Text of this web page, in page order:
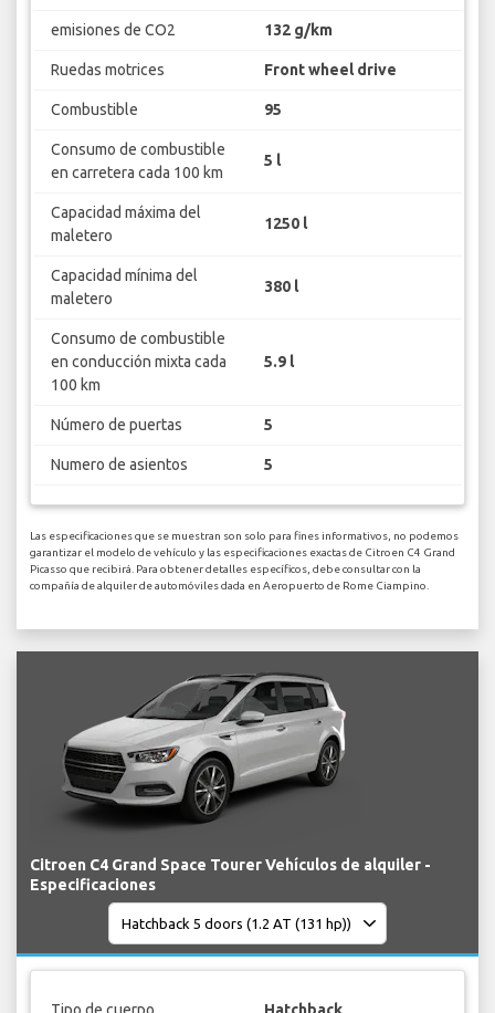
emisiones de CO2 132 g/km
Ruedas motrices Front wheel drive
Combustible 95
Consumo de combustible
en carretera cada 100 km
5 l
Capacidad máxima del
maletero
1250 l
Capacidad mínima del
maletero
380 l
Consumo de combustible
en conducción mixta cada
100 km
5.9 l
Número de puertas 5
Numero de asientos 5
Las especificaciones que se muestran son solo para fines informativos, no podemos
garantizar el modelo de vehículo y las especificaciones exactas de Citroen C4 Grand
Picasso que recibirá. Para obtener detalles específicos, debe consultar con la
compañía de alquiler de automóviles dada en Aeropuerto de Rome Ciampino.
Citroen C4 Grand Space Tourer Vehículos de alquiler -
Especificaciones
Tipo de cuerpo Hatchback